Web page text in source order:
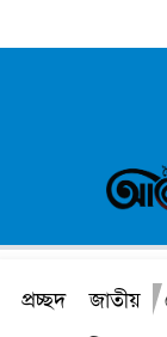
প্রচ্ছদ জাতীয়